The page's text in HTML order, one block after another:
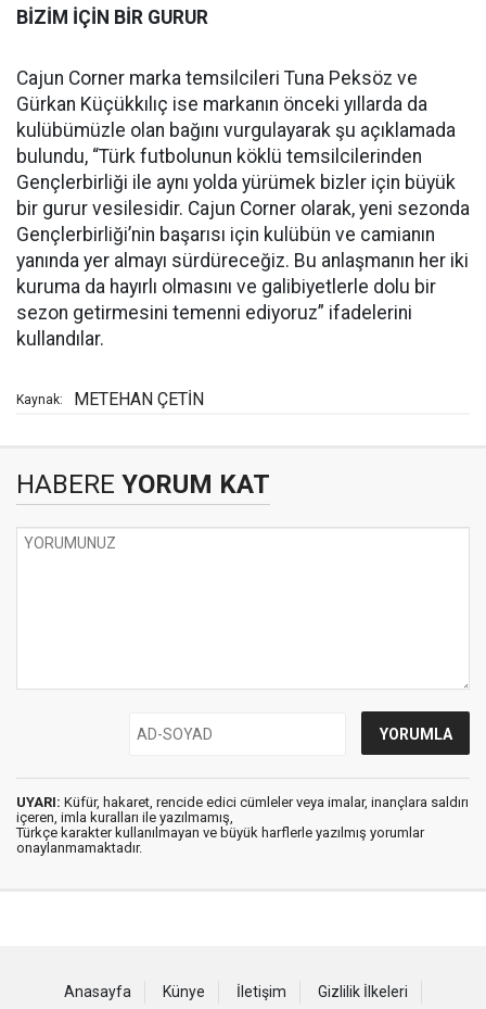
BİZİM İÇİN BİR GURUR
Cajun Corner marka temsilcileri Tuna Peksöz ve
Gürkan Küçükkılıç ise markanın önceki yıllarda da
kulübümüzle olan bağını vurgulayarak şu açıklamada
bulundu, “Türk futbolunun köklü temsilcilerinden
Gençlerbirliği ile aynı yolda yürümek bizler için büyük
bir gurur vesilesidir. Cajun Corner olarak, yeni sezonda
Gençlerbirliği’nin başarısı için kulübün ve camianın
yanında yer almayı sürdüreceğiz. Bu anlaşmanın her iki
kuruma da hayırlı olmasını ve galibiyetlerle dolu bir
sezon getirmesini temenni ediyoruz” ifadelerini
kullandılar.
Kaynak: METEHAN ÇETİN
HABERE YORUM KAT
UYARI: Küfür, hakaret, rencide edici cümleler veya imalar, inançlara saldırı
içeren, imla kuralları ile yazılmamış,
Türkçe karakter kullanılmayan ve büyük harflerle yazılmış yorumlar
onaylanmamaktadır.
Anasayfa Künye İletişim
Gizlilik İlkeleri